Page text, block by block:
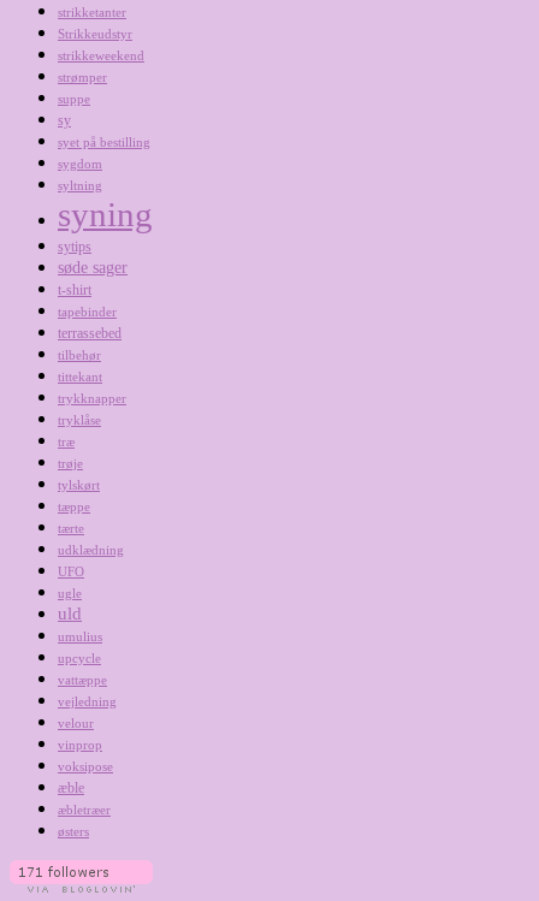
strikketanter
Strikkeudstyr
strikkeweekend
strømper
suppe
sy
syet på bestilling
sygdom
syltning
syning
sytips
søde sager
t-shirt
tapebinder
terrassebed
tilbehør
tittekant
trykknapper
tryklåse
træ
trøje
tylskørt
tæppe
tærte
udklædning
UFO
ugle
uld
umulius
upcycle
vattæppe
vejledning
velour
vinprop
voksipose
æble
æbletræer
østers